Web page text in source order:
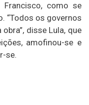
como se
“Todos os governos
disse Lula, que
amofinou-se e
se.